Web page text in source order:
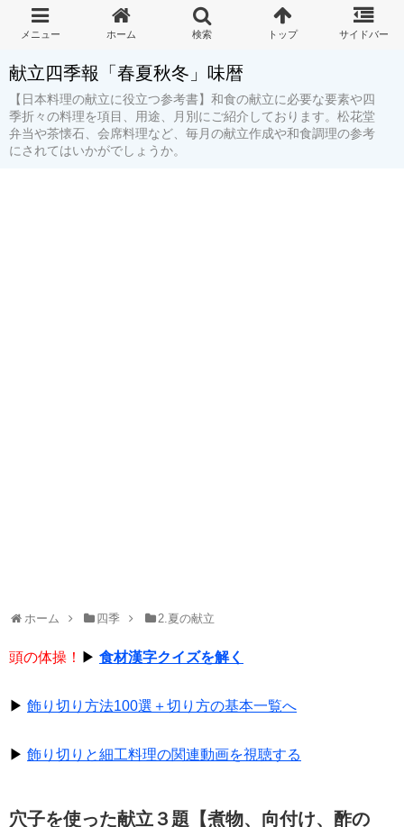
献立四季報「春夏秋冬」味暦
【日本料理の献立に役立つ参考書】和食の献立に必要な要素や四
季折々の料理を項目、用途、月別にご紹介しております。松花堂
弁当や茶懐石、会席料理など、毎月の献立作成や和食調理の参考
にされてはいかがでしょうか。
ホーム 四季 2.夏の献立
頭の体操！ ▶ 食材漢字クイズを解く
▶ 飾り切り方法100選＋切り方の基本一覧へ
▶ 飾り切りと細工料理の関連動画を視聴する
穴子を使った献立３題【煮物、向付け、酢の